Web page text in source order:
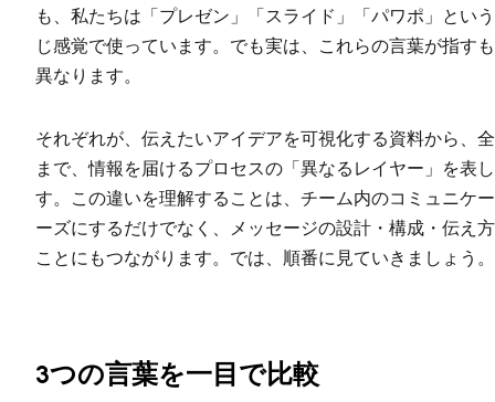
も、私たちは「プレゼン」「スライド」「パワポ」とい
じ感覚で使っています。でも実は、これらの言葉が指す
異なります。
それぞれが、伝えたいアイデアを可視化する資料から、
まで、情報を届けるプロセスの「異なるレイヤー」を表
す。この違いを理解することは、チーム内のコミュニケ
ーズにするだけでなく、メッセージの設計・構成・伝え
ことにもつながります。では、順番に見ていきましょう。
3つの言葉を一目で比較